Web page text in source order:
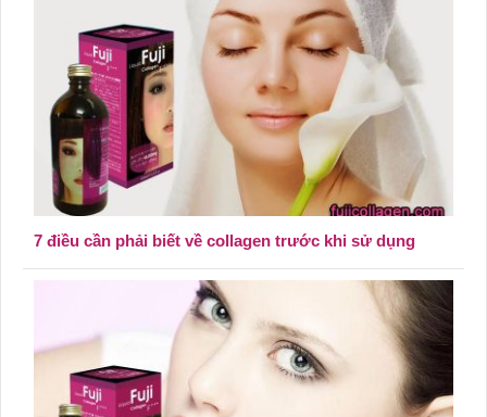
7 điều cần phải biết về collagen trước khi sử dụng